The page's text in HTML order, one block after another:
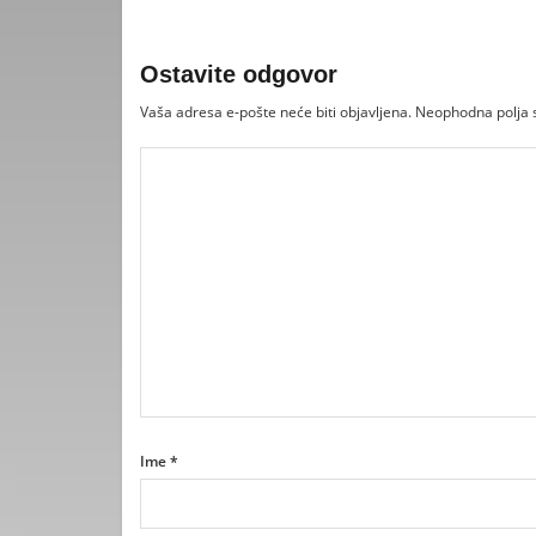
Ostavite odgovor
Vaša adresa e-pošte neće biti objavljena. Neophodna polja
Ime*